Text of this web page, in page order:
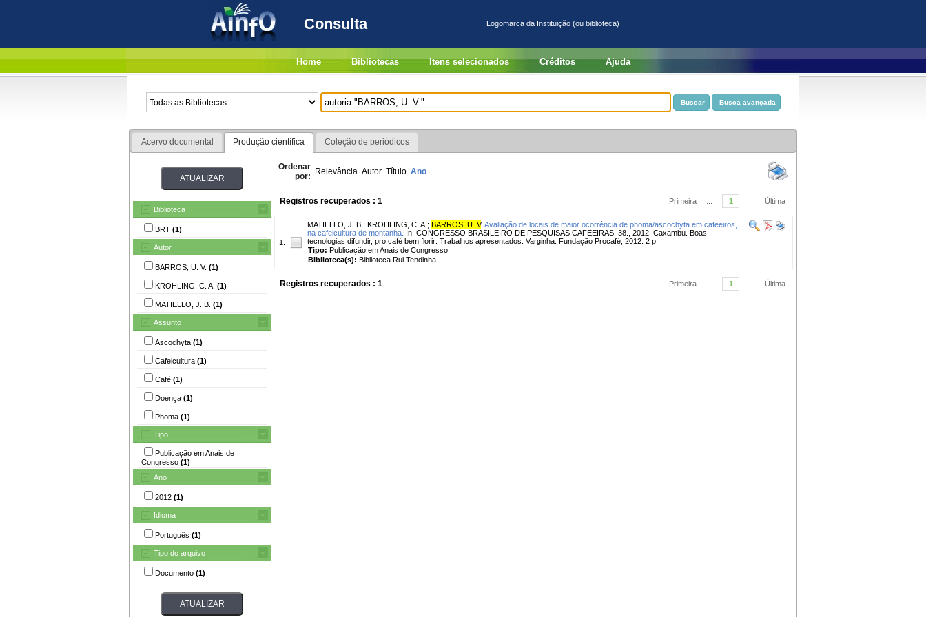
Consulta Logomarca da Instituição (ou biblioteca)
Home Bibliotecas Itens selecionados Créditos Ajuda
Acervo documental Produção científica Coleção de periódicos
Biblioteca
BRT (1)
Autor
BARROS, U. V. (1)
KROHLING, C. A. (1)
MATIELLO, J. B. (1)
Assunto
Ascochyta (1)
Cafeicultura (1)
Café (1)
Doença (1)
Phoma (1)
Tipo
Publicação em Anais de
Congresso (1)
Ano
2012 (1)
Idioma
Português (1)
Tipo do arquivo
Documento (1)
Ordenar
por: Relevância Autor Título Ano
Registros recuperados : 1 Primeira 1 Última
1.
MATIELLO, J. B. ; KROHLING, C. A. ; BARROS, U. V. Avaliação de locais de maior ocorrência de phoma/ascochyta em cafeeiros,
na cafeicultura de montanha. In: CONGRESSO BRASILEIRO DE PESQUISAS CAFEEIRAS, 38., 2012, Caxambu. Boas
tecnologias difundir, pro café bem florir: Trabalhos apresentados. Varginha: Fundação Procafé, 2012. 2 p.
Tipo: Publicação em Anais de Congresso
Biblioteca(s): Biblioteca Rui Tendinha.
Registros recuperados : 1 Primeira 1 Última